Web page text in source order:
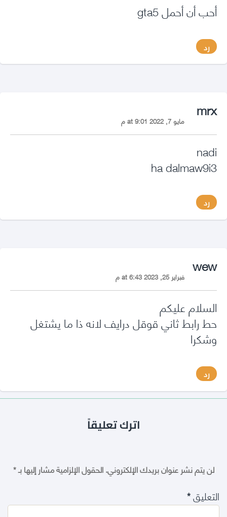
أحب أن أحمل gta5
رد
mrx مايو 7, 2022 at 9:01 م
nadi
ha dalmaw9i3
رد
wew
says:فبراير 25, 2023 at 6:43 م
السلام عليكم
حط رابط ثاني قوقل درايف لانه ذا ما يشتغل
وشكرا
رد
اترك تعليقاً
لن يتم نشر عنوان بريدك الإلكتروني.الحقول الإلزامية مشار إليها بـ*
التعليق*